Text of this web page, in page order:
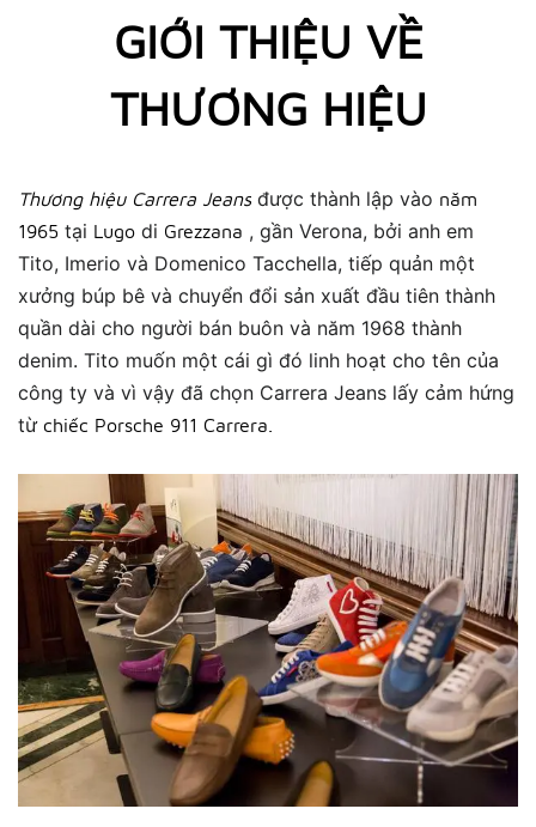
GIỚI THIỆU VỀ
THƯƠNG HIỆU
Thương hiệu Carrera Jeans được thành lập vào năm
1965 tại Lugo di Grezzana , gần Verona, bởi anh em
Tito, Imerio và Domenico Tacchella, tiếp quản một
xưởng búp bê và chuyển đổi sản xuất đầu tiên thành
quần dài cho người bán buôn và năm 1968 thành
denim. Tito muốn một cái gì đó linh hoạt cho tên của
công ty và vì vậy đã chọn Carrera Jeans lấy cảm hứng
từ chiếc Porsche 911 Carrera.